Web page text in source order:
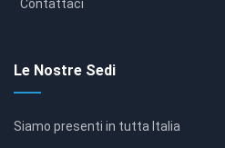
Contattaci
Le Nostre Sedi
Siamo presenti in tutta Italia